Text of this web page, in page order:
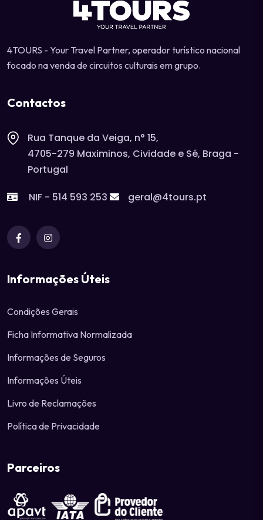
4TOURS - Your Travel Partner, operador turístico nacional
focado na venda de circuitos culturais em grupo.
Contactos
Rua Tanque da Veiga, n° 15,
4705-279 Maximinos, Cividade e Sé, Braga -
Portugal
NIF - 514 593 253 geral@4tours.pt
Informações Úteis
Condições Gerais
Ficha Informativa Normalizada
Informações de Seguros
Informações Úteis
Livro de Reclamações
Política de Privacidade
Parceiros